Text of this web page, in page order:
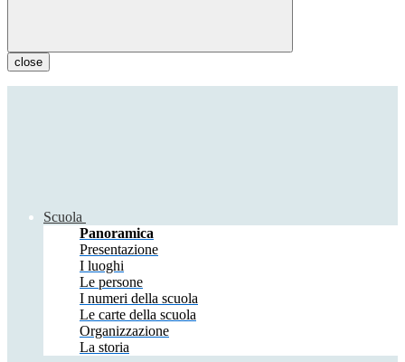
close
Scuola
Panoramica
Presentazione
I luoghi
Le persone
I numeri della scuola
Le carte della scuola
Organizzazione
La storia